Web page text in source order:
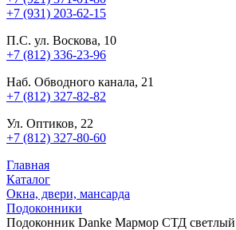
+7 (931) 203-62-15
П.С. ул. Воскова, 10
+7 (812) 336-23-96
Наб. Обводного канала, 21
+7 (812) 327-82-82
Ул. Оптиков, 22
+7 (812) 327-80-60
Главная
Каталог
Окна, двери, мансарда
Подоконники
Подоконник Danke Мармор СТД